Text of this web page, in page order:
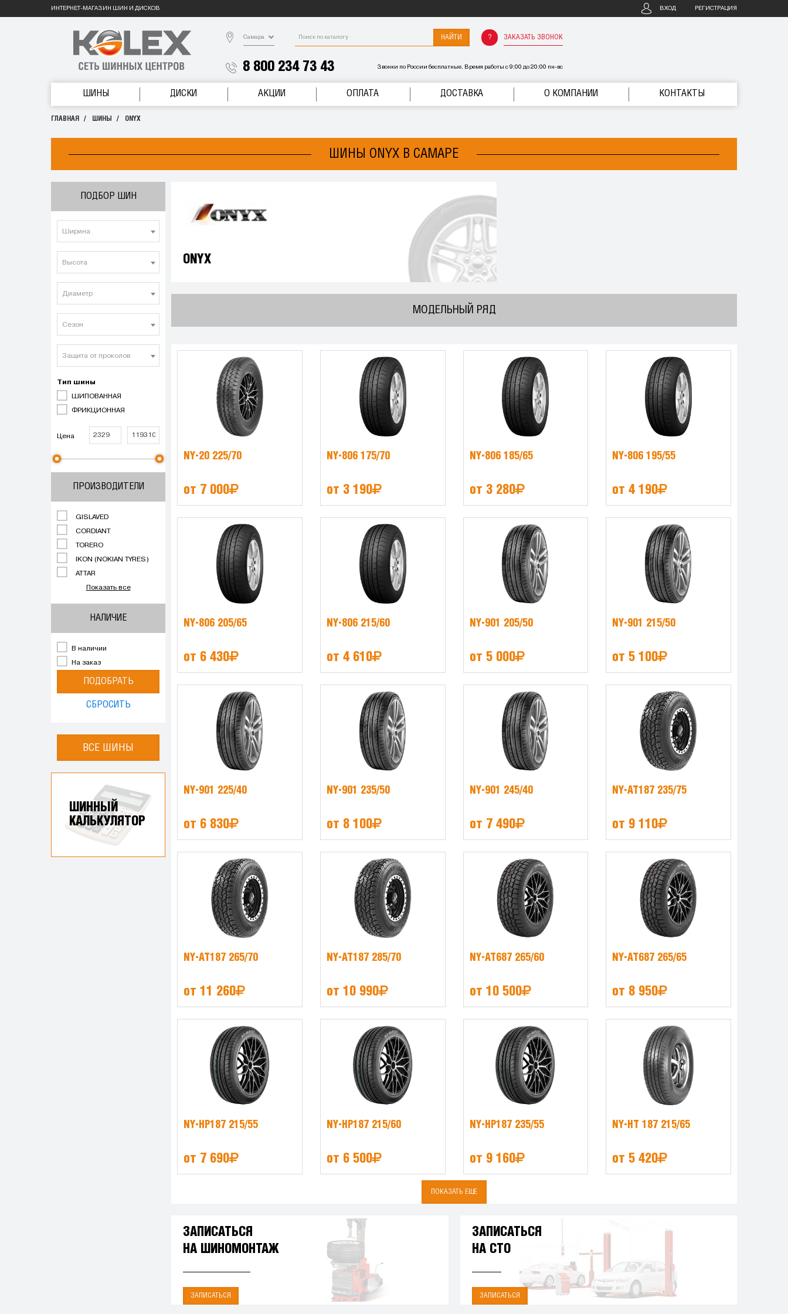
ИНТЕРНЕТ-МАГАЗИН ШИН И ДИСКОВ ВХОД РЕГИСТРАЦИЯ
Самара НАЙТИ ЗАКАЗАТЬ ЗВОНОК
8 800 234 73 43 Звонки по России бесплатные. Время работы с 9:00 до 20:00 пн-вс
ШИНЫ ДИСКИ АКЦИИ ОПЛАТА ДОСТАВКА О КОМПАНИИ КОНТАКТЫ
ГЛАВНАЯ ШИНЫ ONYX
ШИНЫ ONYX В САМАРЕ
ПОДБОР ШИН
Ширина
Высота
Диаметр
Сезон
Защита от проколов
Тип шины
ШИПОВАННАЯ
ФРИКЦИОННАЯ
Цена
ПРОИЗВОДИТЕЛИ
GISLAVED
CORDIANT
TORERO
IKON (NOKIAN TYRES)
ATTAR
Показать все
НАЛИЧИЕ
В наличии
На заказ
ПОДОБРАТЬ
СБРОСИТЬ
ВСЕ ШИНЫ
ШИННЫЙ
КАЛЬКУЛЯТОР
ONYX
МОДЕЛЬНЫЙ РЯД
NY-20 225/70
от 7 000
NY-806 175/70
от 3 190
NY-806 185/65
от 3 280
NY-806 195/55
от 4 190
NY-806 205/65
от 6 430
NY-806 215/60
от 4 610
NY-901 205/50
от 5 000
NY-901 215/50
от 5 100
NY-901 225/40
от 6 830
NY-901 235/50
от 8 100
NY-901 245/40
от 7 490
NY-AT187 235/75
от 9 110
NY-AT187 265/70
от 11 260
NY-AT187 285/70
от 10 990
NY-AT687 265/60
от 10 500
NY-AT687 265/65
от 8 950
NY-HP187 215/55
от 7 690
NY-HP187 215/60
от 6 500
NY-HP187 235/55
от 9 160
NY-HT 187 215/65
от 5 420
ПОКАЗАТЬ ЕЩЕ
ЗАПИСАТЬСЯ
НА ШИНОМОНТАЖ
ЗАПИСАТЬСЯ
ЗАПИСАТЬСЯ
НА СТО
ЗАПИСАТЬСЯ